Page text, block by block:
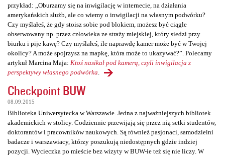
przykład: „Oburzamy się na inwigilację w internecie, na działania
amerykańskich służb, ale co wiemy o inwigilacji na własnym podwórku?
Czy myślałeś, że gdy stoisz sobie pod blokiem, możesz być ciągle
obserwowany np. przez człowieka ze straży miejskiej, który siedzi przy
biurku i pije kawę? Czy myślałeś, ile naprawdę kamer może być w Twojej
okolicy? A może spojrzysz na mapkę, która może to ukazywać?”. Polecamy
artykuł Marcina Maja: Ktoś nasikał pod kamerą, czyli inwigilacja z
perspektywy własnego podwórka
Checkpoint BUW
08.09.2015
Biblioteka Uniwersytecka w Warszawie. Jedna z najważniejszych bibliotek
akademickich w stolicy. Codziennie przewijają się przez nią setki studentów,
doktorantów i pracowników naukowych. Są również pasjonaci, samodzielni
badacze i warszawiacy, którzy poszukują niedostępnych gdzie indziej
pozycji. Wycieczka po mieście bez wizyty w BUW-ie też się nie liczy. W